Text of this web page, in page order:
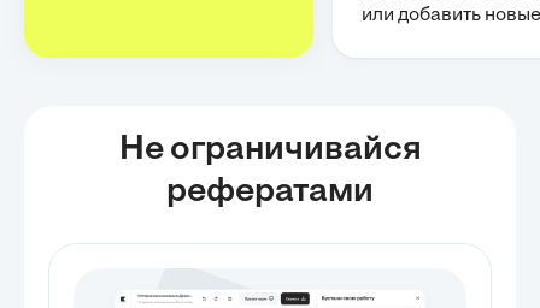
или добавить новые
Не ограничивайся
рефератами